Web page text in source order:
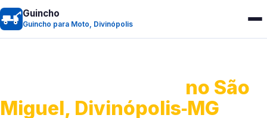
Guincho
Guincho para Moto, Divinópolis
no São
Miguel, Divinópolis‑MG